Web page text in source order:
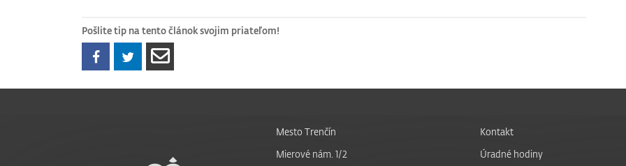
Pošlite tip na tento článok svojim priateľom!
Mesto Trenčín
Mierové nám. 1/2
Kontakt
Úradné hodiny